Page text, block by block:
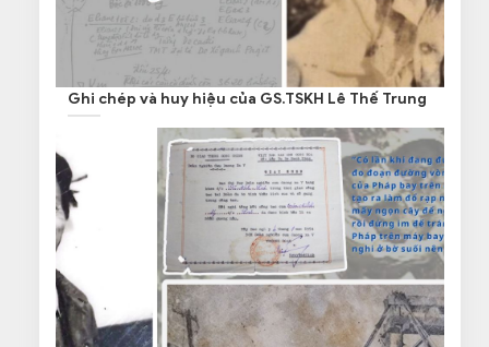
Ghi chép và huy hiệu của GS.TSKH Lê Thế Trung